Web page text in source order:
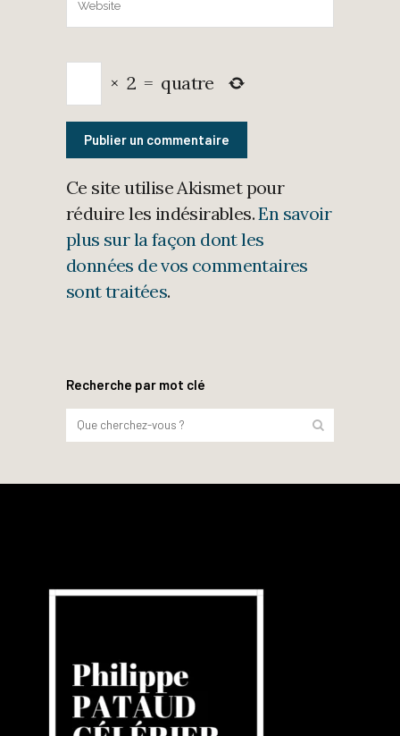
× 2 = quatre
Ce site utilise Akismet pour
réduire les indésirables.En savoir
plus sur la façon dont les
données de vos commentaires
sont traitées.
Recherche par mot clé